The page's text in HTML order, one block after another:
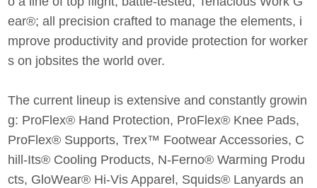
ear®; all precision crafted to manage the elements, i
mprove productivity and provide protection for worker
s on jobsites the world over.
The current lineup is extensive and constantly growin
g: ProFlex® Hand Protection, ProFlex® Knee Pads,
ProFlex® Supports, Trex™ Footwear Accessories, C
hill-Its® Cooling Products, N-Ferno® Warming Produ
cts, GloWear® Hi-Vis Apparel, Squids® Lanyards an